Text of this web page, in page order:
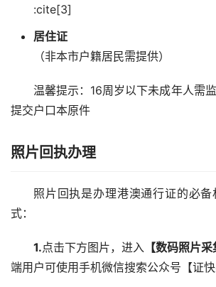
:cite[3]
居住证
（非本市户籍居民需提供）
温馨提示：16周岁以下未成年人需
提交户口本原件
照片回执办理
照片回执是办理港澳通行证的必
式：
1.点击下方图片，进入 【数码照片采
端用户可使用手机微信搜索公众号【证快